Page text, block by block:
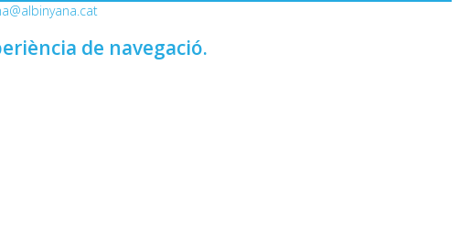
de navegació.